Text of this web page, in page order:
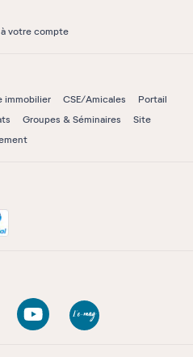
votre compte
immobilier CSE/Amicales
Portail
Groupes & Séminaires
Site